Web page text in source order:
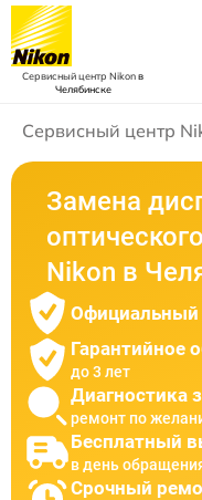
Сервисный центр Nikonв
Челябинске
Сервисный центр
Замена
Nikon в
Официальный
Гарантийное
до 3 лет
Диагностика
ремонт по
Бесплатный
в день
Срочный